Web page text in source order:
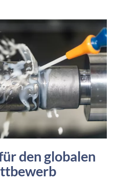
den globalen